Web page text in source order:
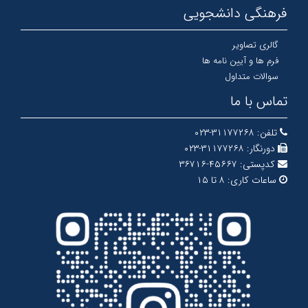
فرهنگی دانشجویی
گالری تصاویر
فرم ها و آیین نامه ها
سوالات متداول
تماس با ما
تلفن: ۳۱۱۷۷۲۶۸-۰۲۳
دورنگار: ۳۱۱۷۷۲۶۸-۰۲۳
کدپستی: ۴۵۶۶۷-۳۶۷۱۶
ساعات کاری: ۸ تا ۱۵